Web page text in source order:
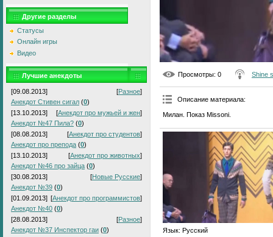
Другие разделы
Статусы
Онлайн игры
Видео
Лучшие анекдоты
[09.08.2013] [Разное]
Анекдот Стивен сигал (0)
[13.10.2013]
[Анекдот про мужьей и жен]
Анекдот №47 Пила? (0)
[08.08.2013]
[Анекдот про студентов]
Анекдот про препода (0)
[13.10.2013]
[Анекдот про животных]
Анекдот №46 про зайца (0)
[30.08.2013]
[Новые Русские]
Анекдот №39 (0)
[01.09.2013] [Анекдот про программистов]
Анекдот №40 (0)
[28.08.2013]
[Разное]
Анекдот №37 Инспектор гаи (0)
Просмотры: 0 Shine
Описание материала:
Милан. Показ Missoni.
Язык: Русский